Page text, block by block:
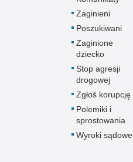
Zaginieni
Poszukiwani
Zaginione
dziecko
Stop agresji
drogowej
Zgłoś korupcję
Polemiki i
sprostowania
Wyroki sądowe